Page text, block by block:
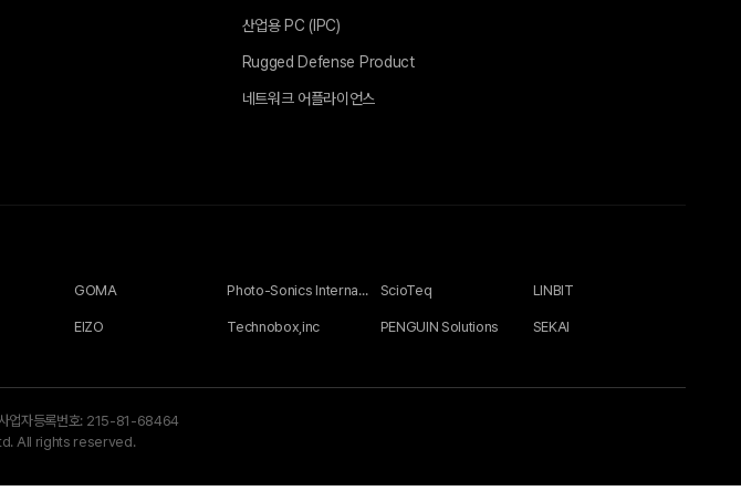
산업용 PC (IPC)
Rugged Defense Product
네트워크 어플라이언스
GOMA Photo-Sonics International Ltd ScioTeq LINBIT
EIZO Technobox,inc PENGUIN Solutions SEKAI
업자등록번호: 215-81-68464
All rights reserved.